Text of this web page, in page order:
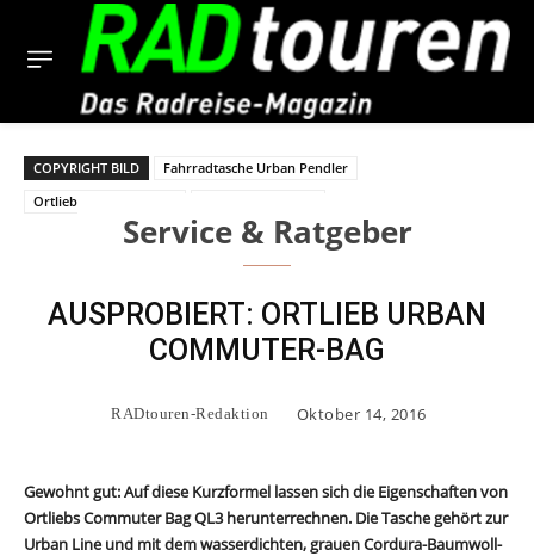
COPYRIGHT BILD
Fahrradtasche Urban Pendler
Ortlieb Commuter Bag
Service & Ratgeber
AUSPROBIERT: ORTLIEB URBAN
COMMUTER-BAG
RADtouren-Redaktion Oktober 14, 2016
Gewohnt gut: Auf diese Kurzformel lassen sich die Eigenschaften von
Ortliebs Commuter Bag QL3 herunterrechnen. Die Tasche gehört zur
Urban Line und mit dem wasserdichten, grauen Cordura-Baumwoll-